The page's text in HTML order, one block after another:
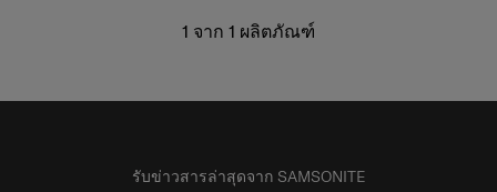
1 จาก 1 ผลิตภัณฑ์
รับข่าวสารล่าสุดจาก SAMSONITE